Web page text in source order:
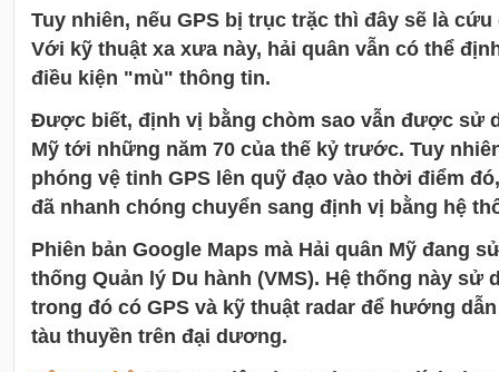
Tuy nhiên, nếu GPS bị trục trặc thì đây sẽ là
Với kỹ thuật xa xưa này, hải quân vẫn có thể
điều kiện "mù" thông tin.
Được biết, định vị bằng chòm sao vẫn được sử
Mỹ tới những năm 70 của thế kỷ trước. Tuy
phóng vệ tinh GPS lên quỹ đạo vào thời điểm
đã nhanh chóng chuyển sang định vị bằng hệ
Phiên bản Google Maps mà Hải quân Mỹ đang
thống Quản lý Du hành (VMS). Hệ thống này sử
trong đó có GPS và kỹ thuật radar để hướng
tàu thuyền trên đại dương.